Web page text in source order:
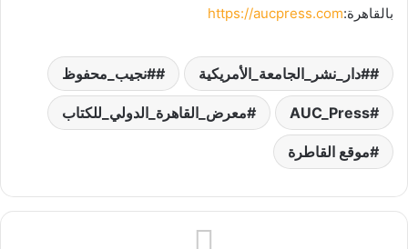
بالقاهرة:https://aucpress.com
#دار_نشر_الجامعة_الأمريكية #نجيب_محفوظ
AUC_Press معرض_القاهرة_الدولي_للكتاب
موقع القاطرة